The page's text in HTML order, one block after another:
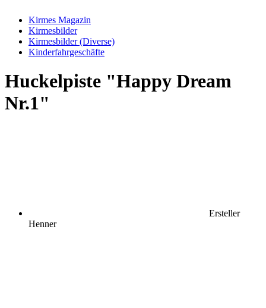
Kirmes Magazin
Kirmesbilder
Kirmesbilder (Diverse)
Kinderfahrgeschäfte
Huckelpiste "Happy Dream
Nr.1"
Ersteller
Henner